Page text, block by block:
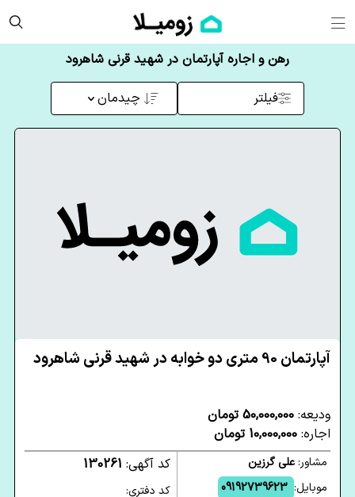
رهن و اجاره آپارتمان در شهید قرنی شاهرود
فیلتر چیدمان
آپارتمان 90 متری دو خوابه در شهید قرنی شاهرود
ودیعه: 50,000,000 تومان
اجاره: 10,000,000 تومان
مشاور:علی گرزین
موبایل: 09192739623
کد آگهی: 130261
کد دفتری: